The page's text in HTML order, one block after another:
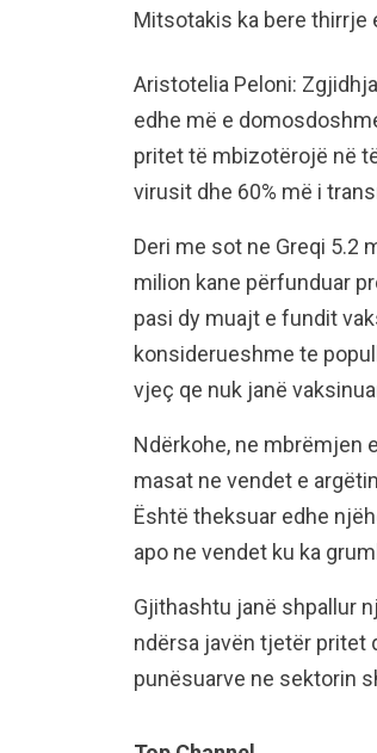
Mitsotakis ka bere
Aristotelia Peloni:
edhe më e
pritet të mbizotërojë në
virusit dhe 60% më i
Deri me sot ne Greqi 5.2
milion kane përfunduar
pasi dy muajt e fundit
konsiderueshme te
vjeç qe nuk janë
Ndërkohe, ne mbrëmjen
masat ne vendet e
Është theksuar edhe
apo ne vendet ku ka
Gjithashtu janë shpallur
ndërsa javën tjetër pritet
punësuarve ne sektorin